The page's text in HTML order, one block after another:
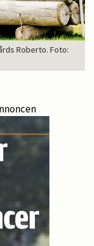
Roberto. Foto: